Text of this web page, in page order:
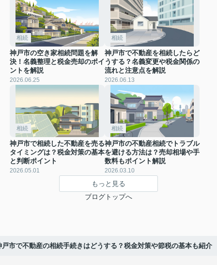
相続
神戸市の空き家相続問題を解
決！名義整理と税金売却のポイ
ントを解説
2026.06.25
相続
神戸市で不動産を相続したらど
うする？名義変更や税金関係の
流れと注意点を解説
2026.06.13
相続
神戸市で相続した不動産を売る
タイミングは？税金対策の基本
と判断ポイント
2026.05.01
相続
神戸市の不動産相続でトラブル
を避ける方法は？売却相場や手
数料もポイント解説
2026.03.10
もっと見る
ブログトップへ
戸市で不動産の相続手続きはどうする？税金対策や節税の基本も紹介